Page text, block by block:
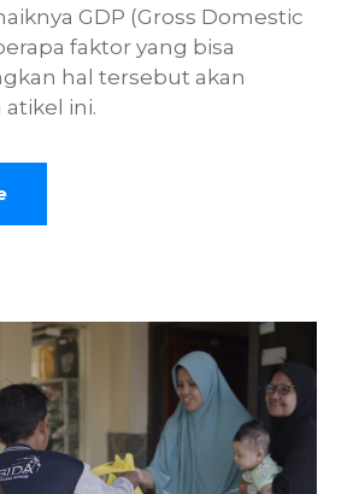
GDP (Gross Domestic
faktor yang bisa
hal tersebut akan
ini.